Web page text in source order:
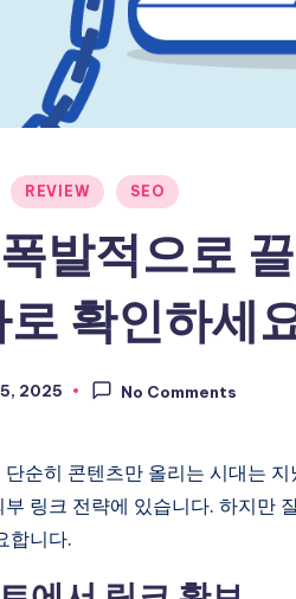
REVIEW SEO
발적으로
확인하세
2025 No Comments
순히 콘텐츠만 올리는 시대는
링크 전략에 있습니다. 하지만
합니다.